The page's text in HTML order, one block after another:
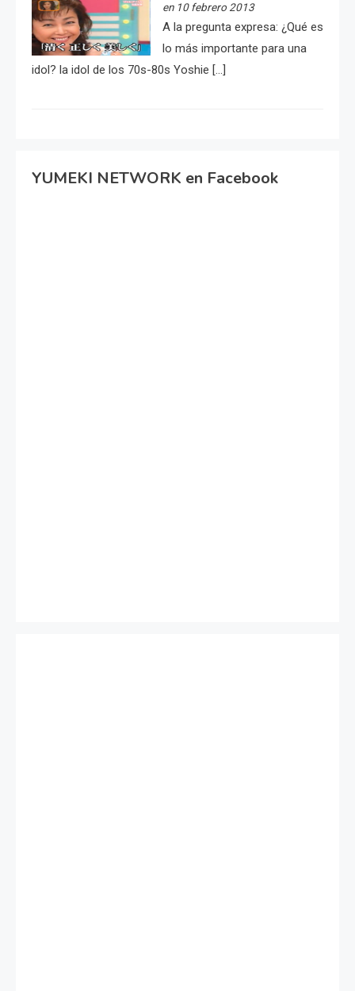
en 10 febrero 2013
A la pregunta expresa: ¿Qué es
lo más importante para una
idol? la idol de los 70s-80s Yoshie […]
YUMEKI NETWORK en Facebook